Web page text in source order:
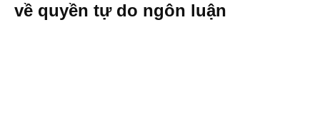
về quyền tự do ngôn luận